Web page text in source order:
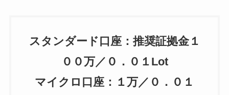
スタンダード口座：推奨証拠金１
００万／０．０１Lot
マイクロ口座：１万／０．０１